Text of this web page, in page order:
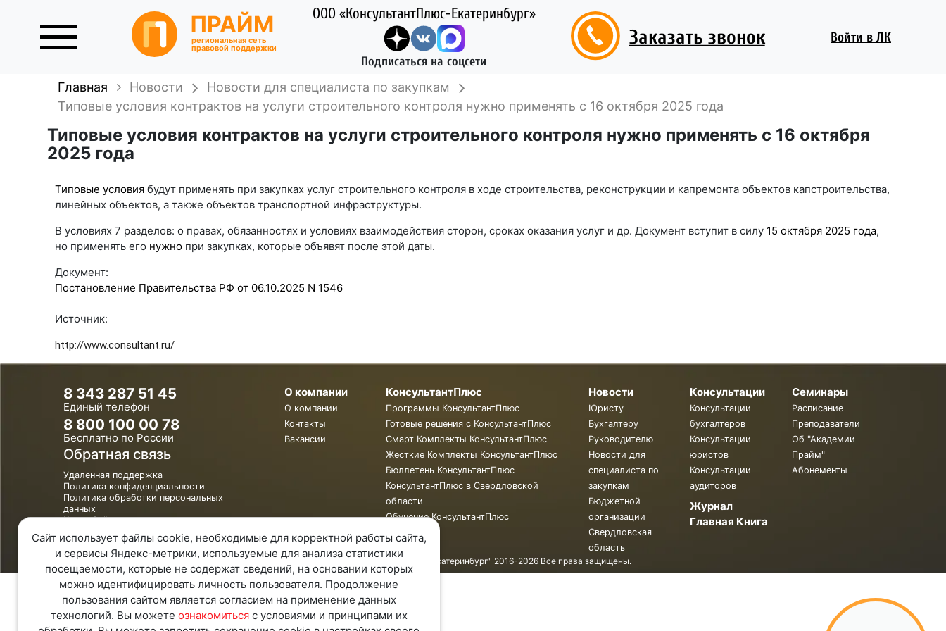
ПРАЙМ
региональная сеть
правовой поддержки
ООО «КонсультантПлюс-Екатеринбург»
Подписаться на соцсети
Заказать звонок Войти в ЛК
Главная Новости
Новости для специалиста по закупкам
Типовые условия контрактов на услуги строительного контроля нужно применять с 16 октября 2025 года
Типовые условия контрактов на услуги строительного контроля нужно применять с 16 октября
2025 года
Типовые условия будут применять при закупках услуг строительного контроля в ходе строительства, реконструкции и капремонта объектов капстроительства,
линейных объектов, а также объектов транспортной инфраструктуры.
В условиях 7 разделов: о правах, обязанностях и условиях взаимодействия сторон, сроках оказания услуг и др. Документ вступит в силу 15 октября 2025 года,
но применять его нужно при закупках, которые объявят после этой даты.
Документ:
Постановление Правительства РФ от 06.10.2025 N 1546
Источник:
http://www.consultant.ru/
8 343 287 51 45
Единый телефон
8 800 100 00 78
Бесплатно по России
Обратная связь
Удаленная поддержка
Политика конфиденциальности
Политика обработки персональных
данных
Карта Сайта
О компании
О компании
Контакты
Вакансии
КонсультантПлюс
Программы КонсультантПлюс
Готовые решения с КонсультантПлюс
Смарт Комплекты КонсультантПлюс
Жесткие Комплекты КонсультантПлюс
Бюллетень КонсультантПлюс
КонсультантПлюс в Свердловской
области
Обучение КонсультантПлюс
Новости
Юристу
Бухгалтеру
Руководителю
Новости для
специалиста по
закупкам
Бюджетной
организации
Свердловская
область
Консультации
Консультации
бухгалтеров
Консультации
юристов
Консультации
аудиторов
Журнал
Главная Книга
Семинары
Расписание
Преподаватели
Об "Академии
Прайм"
Абонементы
© ООО "КонсультантПлюс - Екатеринбург" 2016-2026 Все права защищены.
Сайт использует файлы cookie, необходимые для корректной работы сайта,
и сервисы Яндекс-метрики, используемые для анализа статистики
посещаемости, которые не содержат сведений, на основании которых
можно идентифицировать личность пользователя. Продолжение
пользования сайтом является согласием на применение данных
технологий. Вы можете ознакомитьсяс условиями и принципами их